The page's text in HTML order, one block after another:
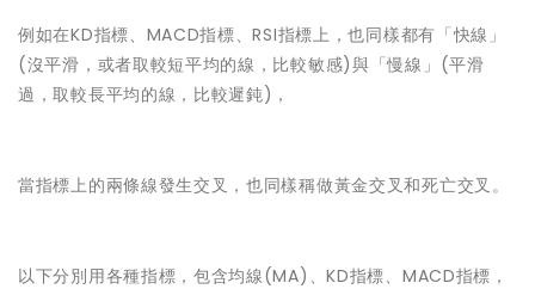
例如在KD指標、MACD指標、RSI指標上，也同樣都有「快線」
(沒平滑，或者取較短平均的線，比較敏感)與「慢線」(平滑
過，取較長平均的線，比較遲鈍)，
當指標上的兩條線發生交叉，也同樣稱做黃金交叉和死亡交叉。
以下分別用各種指標，包含均線(MA)、KD指標、MACD指標，